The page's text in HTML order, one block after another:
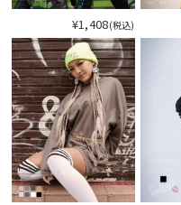
¥1,408(税込)